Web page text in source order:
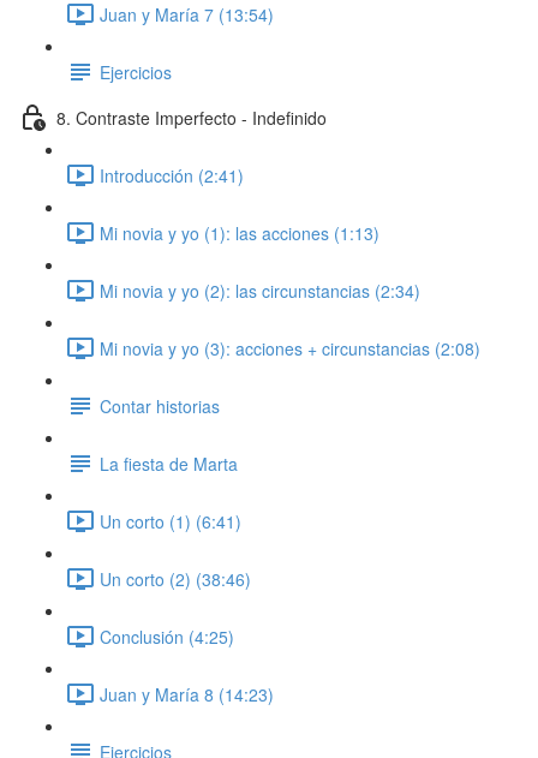
Juan y María 7 (13:54)
Ejercicios
8. Contraste Imperfecto - Indefinido
Introducción (2:41)
Mi novia y yo (1): las acciones (1:13)
Mi novia y yo (2): las circunstancias (2:34)
Mi novia y yo (3): acciones + circunstancias (2:08)
Contar historias
La fiesta de Marta
Un corto (1) (6:41)
Un corto (2) (38:46)
Conclusión (4:25)
Juan y María 8 (14:23)
Ejercicios